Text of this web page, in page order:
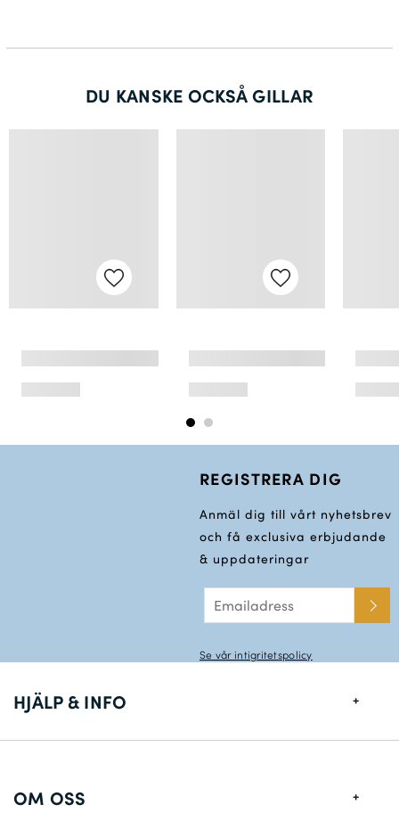
DU KANSKE OCKSÅ GILLAR
REGISTRERA DIG
Anmäl dig till vårt nyhetsbrev
och få exclusiva erbjudande
& uppdateringar
Se vår intigritetspolicy
HJÄLP & INFO
OM OSS